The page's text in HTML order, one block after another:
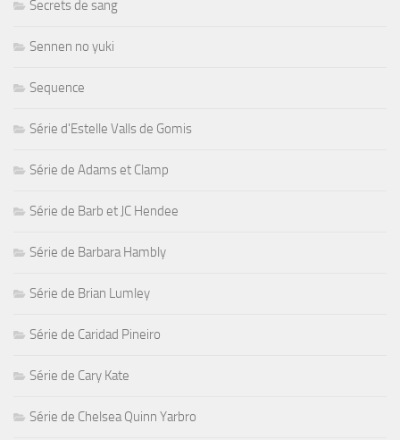
Secrets de sang
Sennen no yuki
Sequence
Série d'Estelle Valls de Gomis
Série de Adams et Clamp
Série de Barb et JC Hendee
Série de Barbara Hambly
Série de Brian Lumley
Série de Caridad Pineiro
Série de Cary Kate
Série de Chelsea Quinn Yarbro